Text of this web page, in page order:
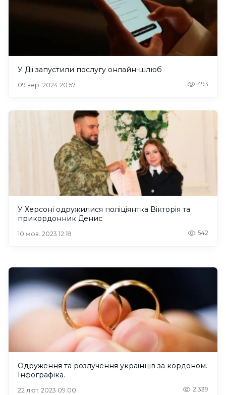
У Дії запустили послугу онлайн-шлюб
09 вер. 2024 20:57 493
У Херсоні одружилися поліціянтка Вікторія та
прикордонник Денис
10 жов. 2023 12:18 542
Одруження та розлучення українців за кордоном.
Інфографіка.
22 лют. 2023 09:00 2,339